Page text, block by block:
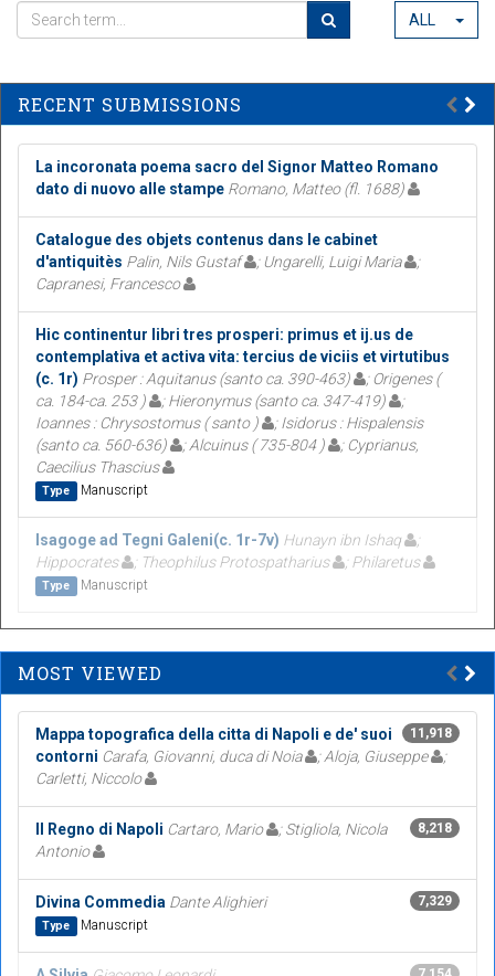
ALL
RECENT SUBMISSIONS
La incoronata poema sacro del Signor Matteo Romano
dato di nuovo alle stampe Romano, Matteo (fl. 1688)
Catalogue des objets contenus dans le cabinet
d'antiquitès Palin, Nils Gustaf ; Ungarelli, Luigi Maria
;
Capranesi, Francesco
Hic continentur libri tres prosperi: primus et ij.us de
contemplativa et activa vita: tercius de viciis et virtutibus
(c. 1r) Prosper : Aquitanus (santo ca. 390-463)
; Origenes (
ca. 184-ca. 253 )
; Hieronymus (santo ca. 347-419)
;
Ioannes : Chrysostomus ( santo )
; Isidorus : Hispalensis
(santo ca. 560-636)
; Alcuinus ( 735-804 )
; Cyprianus,
Caecilius Thascius
Type Manuscript
Isagoge ad Tegni Galeni(c. 1r-7v) Hunayn ibn Ishaq
Hippocrates
; Theophilus Protospatharius ; Philaretus
Type Manuscript
MOST VIEWED
11,918
Mappa topografica della citta di Napoli e de' suoi
contorni Carafa, Giovanni, duca di Noia ; Aloja, Giuseppe
;
Carletti, Niccolo
8,218
Il Regno di Napoli Cartaro, Mario
; Stigliola, Nicola
Antonio
7,329
Divina Commedia Dante Alighieri
Type Manuscript